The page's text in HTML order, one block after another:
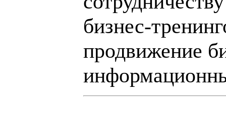
бизнес-
продвижение